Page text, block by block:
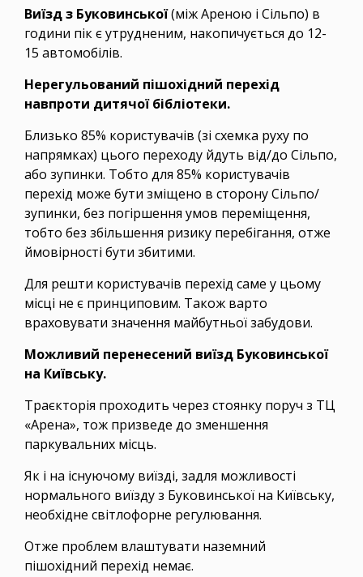
Виїзд з Буковинської(між Ареною і Сільпо) в
години пік є утрудненим, накопичується до 12-
15 автомобілів.
Нерегульований пішохідний перехід
навпроти дитячої бібліотеки.
Близько 85% користувачів (зі схемка руху по
напрямках) цього переходу йдуть від/до Сільпо,
або зупинки. Тобто для 85% користувачів
перехід може бути зміщено в сторону Сільпо/
зупинки, без погіршення умов переміщення,
тобто без збільшення ризику перебігання, отже
ймовірності бути збитими.
Для решти користувачів перехід саме у цьому
місці не є принциповим. Також варто
враховувати значення майбутньої забудови.
Можливий перенесений виїзд Буковинської
на Київську.
Траєкторія проходить через стоянку поруч з ТЦ
«Арена», тож призведе до зменшення
паркувальних місць.
Як і на існуючому виїзді, задля можливості
нормального виїзду з Буковинської на Київську,
необхідне світлофорне регулювання.
Отже проблем влаштувати наземний
пішохідний перехід немає.